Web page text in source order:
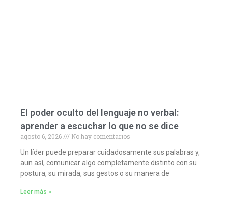
El poder oculto del lenguaje no verbal:
aprender a escuchar lo que no se dice
agosto 6, 2026
No hay comentarios
Un líder puede preparar cuidadosamente sus palabras y,
aun así, comunicar algo completamente distinto con su
postura, su mirada, sus gestos o su manera de
Leer más »